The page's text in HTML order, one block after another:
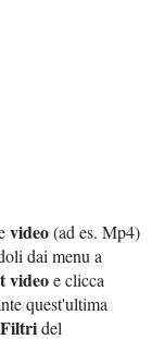
video(ad es. Mp4)
dai menu a
videoe clicca
quest'ultima
del